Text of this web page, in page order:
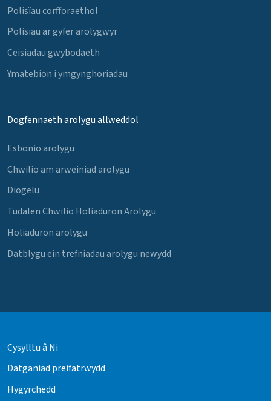
Polisïau corfforaethol
Polisïau ar gyfer arolygwyr
Ceisiadau gwybodaeth
Ymatebion i ymgynghoriadau
Dogfennaeth arolygu allweddol
Esbonio arolygu
Chwilio am arweiniad arolygu
Diogelu
Tudalen Chwilio Holiaduron Arolygu
Holiaduron arolygu
Datblygu ein trefniadau arolygu newydd
Cysylltu â Ni
Datganiad preifatrwydd
Hygyrchedd